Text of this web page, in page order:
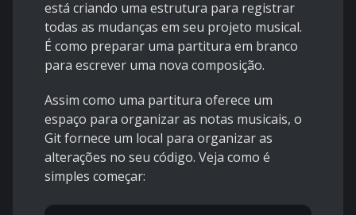
está criando uma estrutura para registrar
todas as mudanças em seu projeto musical.
É como preparar uma partitura em branco
para escrever uma nova composição.
Assim como uma partitura oferece um
espaço para organizar as notas musicais, o
Git fornece um local para organizar as
alterações no seu código. Veja como é
simples começar: